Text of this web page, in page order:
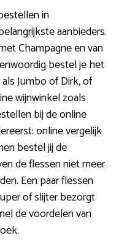
in
aanbieders.
Champagne en van
bestel je het
Jumbo of Dirk, of
wijnwinkel zoals
bij de online
online vergelijk
bestel jij de
de flessen niet meer
Een paar flessen
of slijter bezorgt
de voordelen van